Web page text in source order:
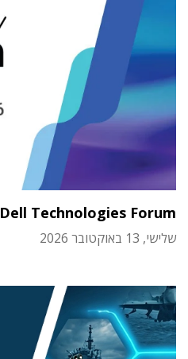
Dell Technologies Forum
שלישי, 13 באוקטובר 2026